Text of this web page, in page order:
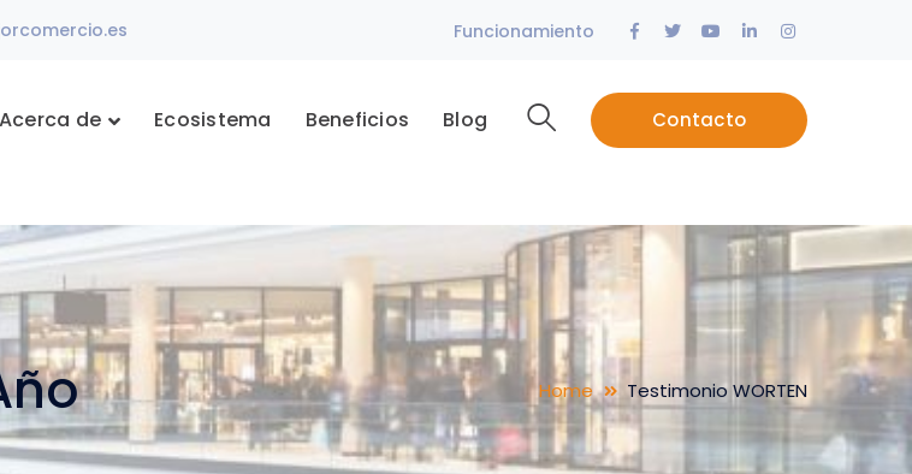
Funcionamiento
Facebook
TwitterYoutube
LinkedInInstagram
Contacto
Acerca de Ecosistema Beneficios Blog
Home Testimonio WORTEN